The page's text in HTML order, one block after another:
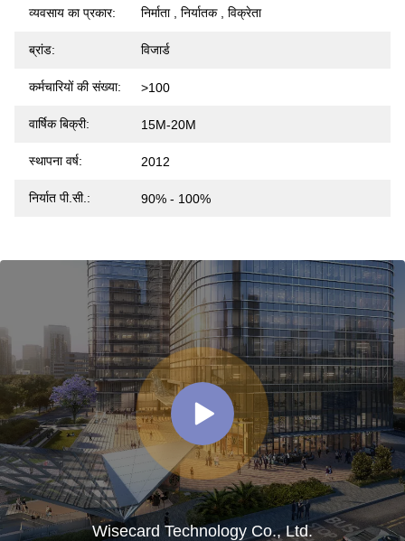
व्यवसाय का प्रकार: निर्माता , निर्यातक , विक्रेता
ब्रांड: विजार्ड
कर्मचारियों की संख्या: >100
वार्षिक बिक्री: 15M-20M
स्थापना वर्ष: 2012
निर्यात पी.सी.: 90% - 100%
Wisecard Technology Co., Ltd.